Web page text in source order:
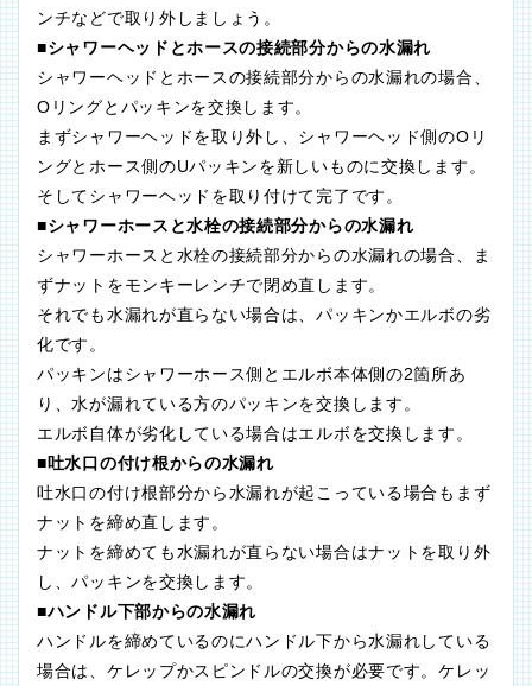
ンチなどで取り外しましょう。
■シャワーヘッドとホースの接続部分からの水漏れ
シャワーヘッドとホースの接続部分からの水漏れの場合、
Oリングとパッキンを交換します。
まずシャワーヘッドを取り外し、シャワーヘッド側のOリ
ングとホース側のUパッキンを新しいものに交換します。
そしてシャワーヘッドを取り付けて完了です。
■シャワーホースと水栓の接続部分からの水漏れ
シャワーホースと水栓の接続部分からの水漏れの場合、ま
ずナットをモンキーレンチで閉め直します。
それでも水漏れが直らない場合は、パッキンかエルボの劣
化です。
パッキンはシャワーホース側とエルボ本体側の2箇所あ
り、水が漏れている方のパッキンを交換します。
エルボ自体が劣化している場合はエルボを交換します。
■吐水口の付け根からの水漏れ
吐水口の付け根部分から水漏れが起こっている場合もまず
ナットを締め直します。
ナットを締めても水漏れが直らない場合はナットを取り外
し、パッキンを交換します。
■ハンドル下部からの水漏れ
ハンドルを締めているのにハンドル下から水漏れしている
場合は、ケレップかスピンドルの交換が必要です。ケレッ